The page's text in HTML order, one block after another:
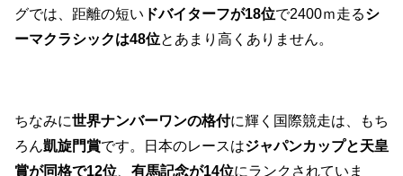
グでは、距離の短い ドバイターフが18位で2400ｍ走るシ
ーマクラシックは48位とあまり高くありません。
ちなみに世界ナンバーワンの格付に輝く国際競走は、もち
ろん凱旋門賞です。日本のレースはジャパンカップと天皇
賞が同格で12位
有馬記念が14位にランクされていま